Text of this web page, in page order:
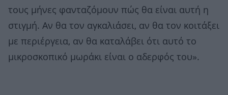
τους μήνες φανταζόμουν πώς θα είναι αυτή η
στιγμή. Αν θα τον αγκαλιάσει, αν θα τον κοιτάξει
με περιέργεια, αν θα καταλάβει ότι αυτό το
μικροσκοπικό μωράκι είναι ο αδερφός του».